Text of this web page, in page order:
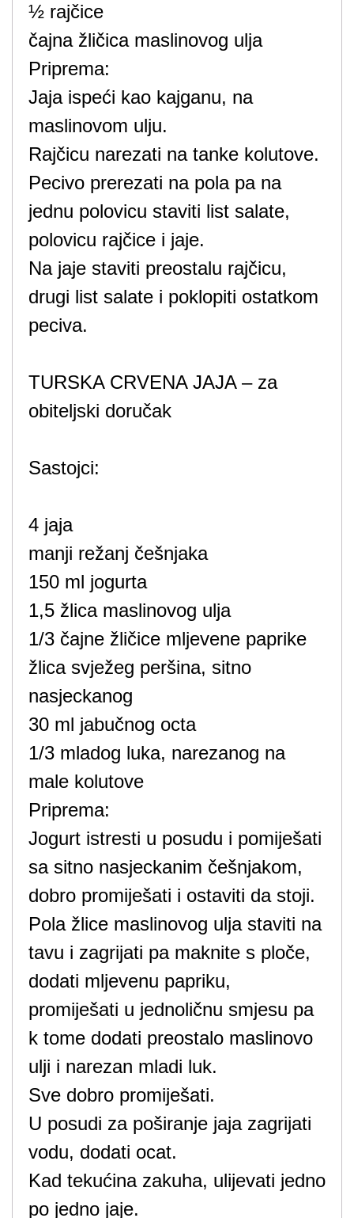
½ rajčice
čajna žličica maslinovog ulja
Priprema:
Jaja ispeći kao kajganu, na
maslinovom ulju.
Rajčicu narezati na tanke kolutove.
Pecivo prerezati na pola pa na
jednu polovicu staviti list salate,
polovicu rajčice i jaje.
Na jaje staviti preostalu rajčicu,
drugi list salate i poklopiti ostatkom
peciva.
TURSKA CRVENA JAJA – za
obiteljski doručak
Sastojci:
4 jaja
manji režanj češnjaka
150 ml jogurta
1,5 žlica maslinovog ulja
1/3 čajne žličice mljevene paprike
žlica svježeg peršina, sitno
nasjeckanog
30 ml jabučnog octa
1/3 mladog luka, narezanog na
male kolutove
Priprema:
Jogurt istresti u posudu i pomiješati
sa sitno nasjeckanim češnjakom,
dobro promiješati i ostaviti da stoji.
Pola žlice maslinovog ulja staviti na
tavu i zagrijati pa maknite s ploče,
dodati mljevenu papriku,
promiješati u jednoličnu smjesu pa
k tome dodati preostalo maslinovo
ulji i narezan mladi luk.
Sve dobro promiješati.
U posudi za poširanje jaja zagrijati
vodu, dodati ocat.
Kad tekućina zakuha, ulijevati jedno
po jedno jaje.